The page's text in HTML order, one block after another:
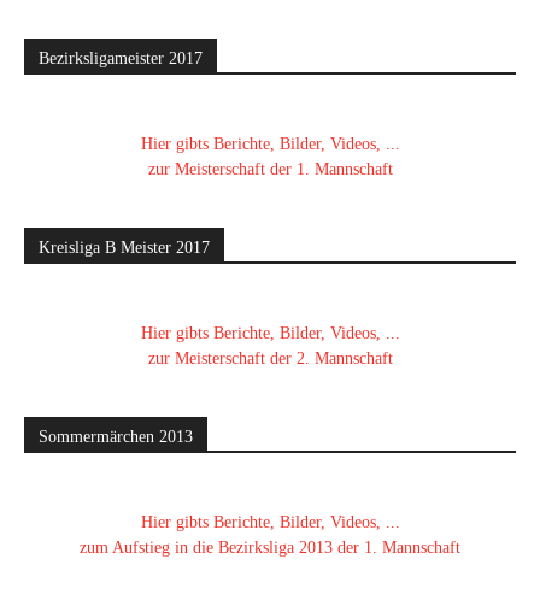
Bezirksligameister 2017
Hier gibts Berichte, Bilder, Videos, ...
zur Meisterschaft der 1. Mannschaft
Kreisliga B Meister 2017
Hier gibts Berichte, Bilder, Videos, ...
zur Meisterschaft der 2. Mannschaft
Sommermärchen 2013
Hier gibts Berichte, Bilder, Videos, ...
zum Aufstieg in die Bezirksliga 2013 der 1. Mannschaft